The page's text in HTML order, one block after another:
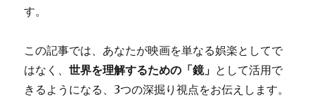
す。
この記事では、あなたが映画を単なる娯楽としてで
はなく、世界を理解するための「鏡」 として活用で
きるようになる、3つの深掘り視点をお伝えします。